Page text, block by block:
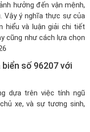
hưởng đến vận mệnh,
Vậy ý nghĩa thực sự của
hiểu và luận giải chi tiết
cũng như cách lựa chọn
số 96207 với
dựa trên việc tính ngũ
xe, và sự tương sinh,